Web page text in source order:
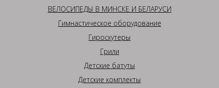
ВЕЛОСИПЕДЫ В МИНСКЕ И БЕЛАРУСИ
Гимнастическое оборудование
Гироскутеры
Грили
Детские батуты
Детские комплекты